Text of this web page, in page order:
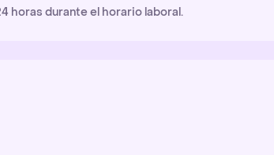
horas durante el horario laboral.